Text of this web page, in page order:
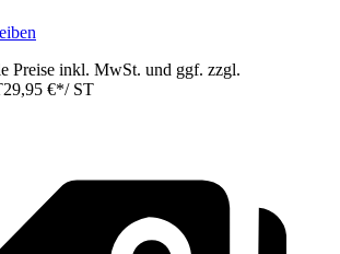
Preise inkl. MwSt. und ggf. zzgl.
29,95 €*/ ST